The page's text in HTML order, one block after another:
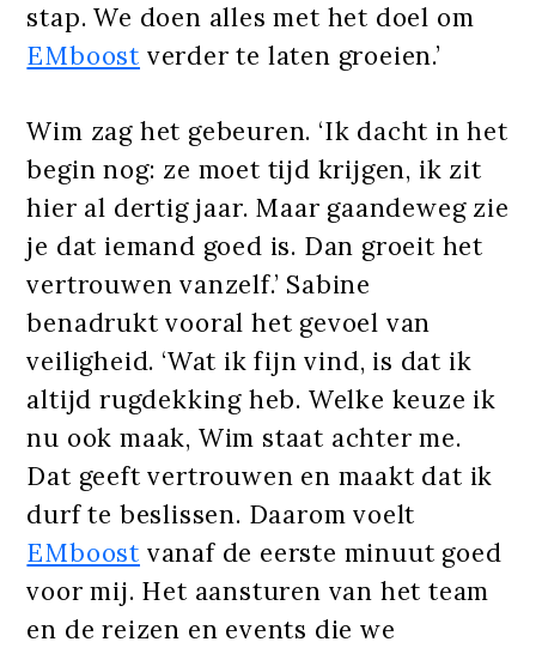
stap. We doen alles met het doel om
EMboost verder te laten groeien.’
Wim zag het gebeuren. ‘Ik dacht in het
begin nog: ze moet tijd krijgen, ik zit
hier al dertig jaar. Maar gaandeweg zie
je dat iemand goed is. Dan groeit het
vertrouwen vanzelf.’ Sabine
benadrukt vooral het gevoel van
veiligheid. ‘Wat ik fijn vind, is dat ik
altijd rugdekking heb. Welke keuze ik
nu ook maak, Wim staat achter me.
Dat geeft vertrouwen en maakt dat ik
durf te beslissen. Daarom voelt
EMboost vanaf de eerste minuut goed
voor mij. Het aansturen van het team
en de reizen en events die we